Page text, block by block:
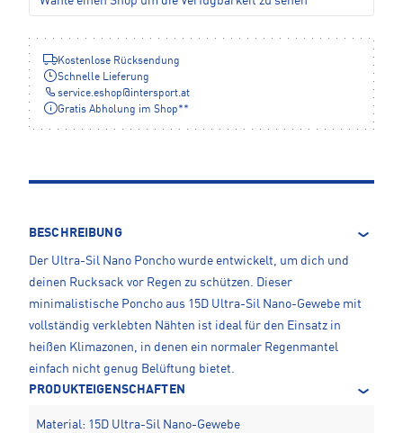
Kostenlose Rücksendung
Schnelle Lieferung
service.eshop@intersport.at
Gratis Abholung im Shop**
BESCHREIBUNG
Der Ultra-Sil Nano Poncho wurde entwickelt, um dich und
deinen Rucksack vor Regen zu schützen. Dieser
minimalistische Poncho aus 15D Ultra-Sil Nano-Gewebe mit
vollständig verklebten Nähten ist ideal für den Einsatz in
heißen Klimazonen, in denen ein normaler Regenmantel
einfach nicht genug Belüftung bietet.
PRODUKTEIGENSCHAFTEN
Material: 15D Ultra-Sil Nano-Gewebe